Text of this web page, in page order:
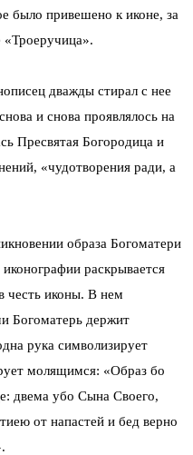
было привешено к иконе, за
«Троеручица».
дважды стирал с нее
и снова проявлялось на
Пресвятая Богородица и
«чудотворения ради, а
образа Богоматери
раскрывается
честь иконы. В нем
Богоматерь держит
рука символизирует
молящимся: «Образ бо
двема убо Сына Своего,
от напастей и бед верно